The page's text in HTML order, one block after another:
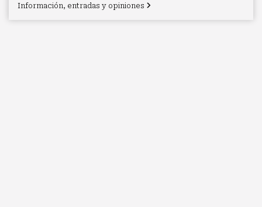
Información, entradas y opiniones